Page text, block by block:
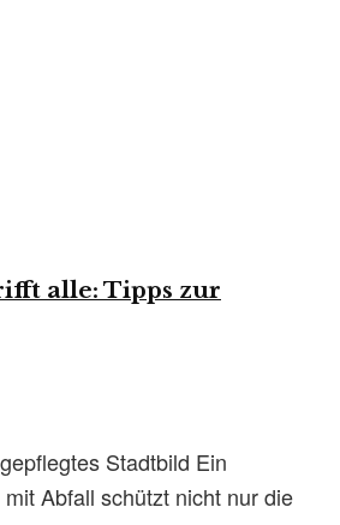
alle: Tipps zur
Stadtbild Ein
Abfall schützt nicht nur die